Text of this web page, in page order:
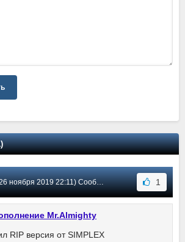
ноября 2019 22:11) Сообщение #1 1
Mr.Almighty
RIP версия от SIMPLEX